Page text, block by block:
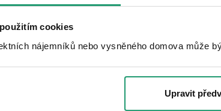
cookies
nájemníků nebo vysněného domova může
Upravit
2026